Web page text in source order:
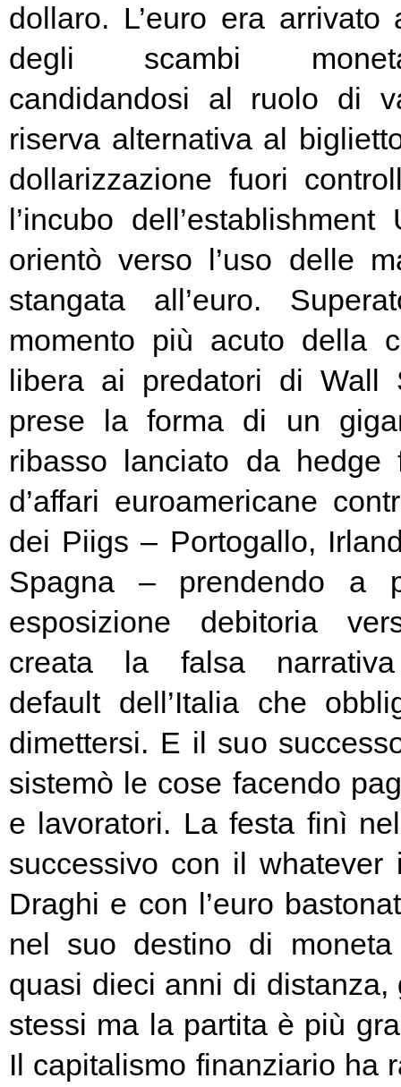
dollaro. L’euro era
degli scambi
candidandosi al ruolo di
riserva alternativa al
dollarizzazione fuori
l’incubo
orientò verso l’uso delle
stangata all’euro.
momento più acuto della
libera ai predatori di Wall
prese la forma di un
ribasso lanciato da hedge
d’affari euroamericane
dei Piigs – Portogallo,
Spagna – prendendo a
esposizione debitoria
creata la falsa narrativa
default dell’Italia che
dimettersi. E il suo
sistemò le cose facendo
e lavoratori. La festa finì
successivo con il whatever
Draghi e con l’euro
nel suo destino di
quasi dieci anni di
stessi ma la partita è più
Il capitalismo finanziario ha